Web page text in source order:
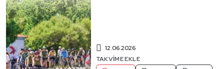
12.06.2026
TAKVIME EKLE